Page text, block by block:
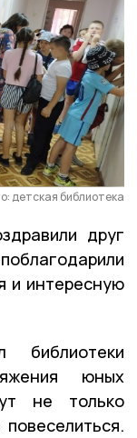
детская библиотека
друг
и интересную
юных
не только